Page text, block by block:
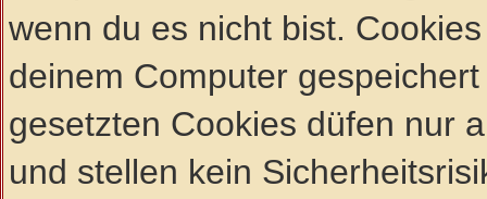
wenn du es nicht bist.
deinem Computer
gesetzten Cookies düfen nur
und stellen kein